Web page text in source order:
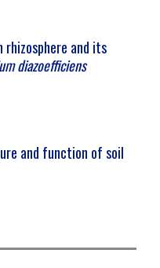
rhizosphere and its
diazoefficiens
and function of soil